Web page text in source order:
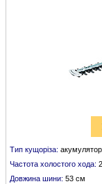
Тип кущоріза:
Частота холостого хода:
Довжина шини: 53 см